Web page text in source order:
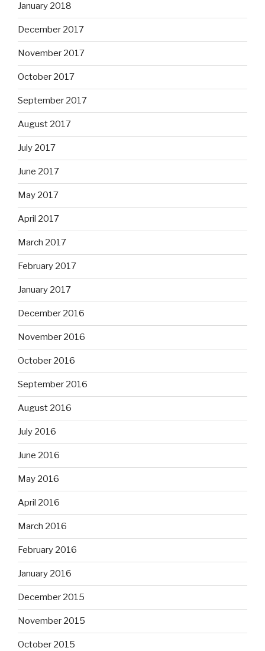
January 2018
December 2017
November 2017
October 2017
September 2017
August 2017
July 2017
June 2017
May 2017
April 2017
March 2017
February 2017
January 2017
December 2016
November 2016
October 2016
September 2016
August 2016
July 2016
June 2016
May 2016
April 2016
March 2016
February 2016
January 2016
December 2015
November 2015
October 2015